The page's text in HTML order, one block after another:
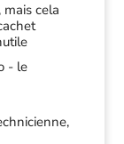
mais cela